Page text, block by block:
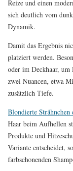
Reize und einen
sich deutlich vom
Dynamik.
Damit das Ergebnis
platziert werden.
oder im Deckhaar,
zwei Nuancen, etwa
zusätzlich Tiefe.
Blondierte Strähnchen
Haar beim Aufhellen
Produkte und
Variante entscheidet,
farbschonenden